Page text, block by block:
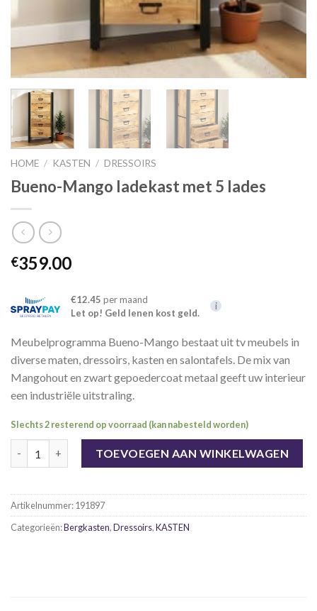
HOME / KASTEN / DRESSOIRS
Bueno-Mango ladekast met 5 lades
€359.00
€12.45 per maand
Let op! Geld lenen kost geld.
i
Meubelprogramma Bueno-Mango bestaat uit tv meubels in
diverse maten, dressoirs, kasten en salontafels. De mix van
Mangohout en zwart gepoedercoat metaal geeft uw interieur
een industriële uitstraling.
Slechts 2 resterend op voorraad (kan nabesteld worden)
TOEVOEGEN AAN WINKELWAGEN
Artikelnummer:191897
Categorieën:Bergkasten,Dressoirs,KASTEN